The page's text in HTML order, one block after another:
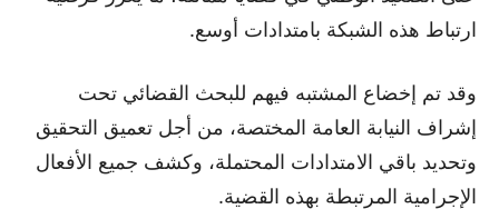
ارتباط هذه الشبكة بامتدادات أوسع.
وقد تم إخضاع المشتبه فيهم للبحث القضائي تحت
إشراف النيابة العامة المختصة، من أجل تعميق التحقيق
وتحديد باقي الامتدادات المحتملة، وكشف جميع الأفعال
الإجرامية المرتبطة بهذه القضية.